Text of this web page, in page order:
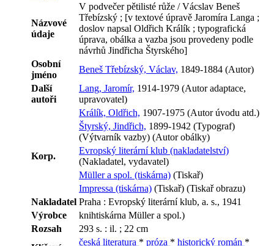
Názvové
údaje
V podvečer pětilisté růže / Vácslav Beneš
Třebízský ; [v textové úpravě Jaromíra Langa ;
doslov napsal Oldřich Králík ; typografická
úprava, obálka a vazba jsou provedeny podle
návrhů Jindřicha Štyrského]
Osobní
jméno
Beneš Třebízský, Václav, 1849-1884 (Autor)
Další
autoři
Lang, Jaromír, 1914-1979 (Autor adaptace,
upravovatel)
Králík, Oldřich, 1907-1975 (Autor úvodu atd.)
Štyrský, Jindřich, 1899-1942 (Typograf)
(Výtvarník vazby) (Autor obálky)
Korp.
Evropský literární klub (nakladatelství)
(Nakladatel, vydavatel)
Müller a spol. (tiskárna) (Tiskař)
Impressa (tiskárna) (Tiskař) (Tiskař obrazu)
Nakladatel Praha : Evropský literární klub, a. s., 1941
Výrobce
knihtiskárna Müller a spol.)
Rozsah
293 s. : il. ; 22 cm
česká literatura * próza * historický román *